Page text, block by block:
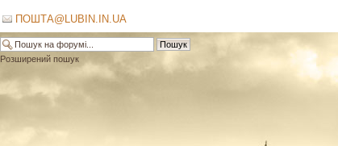
ПОШТА@LUBIN.IN.UA
Розширений пошук